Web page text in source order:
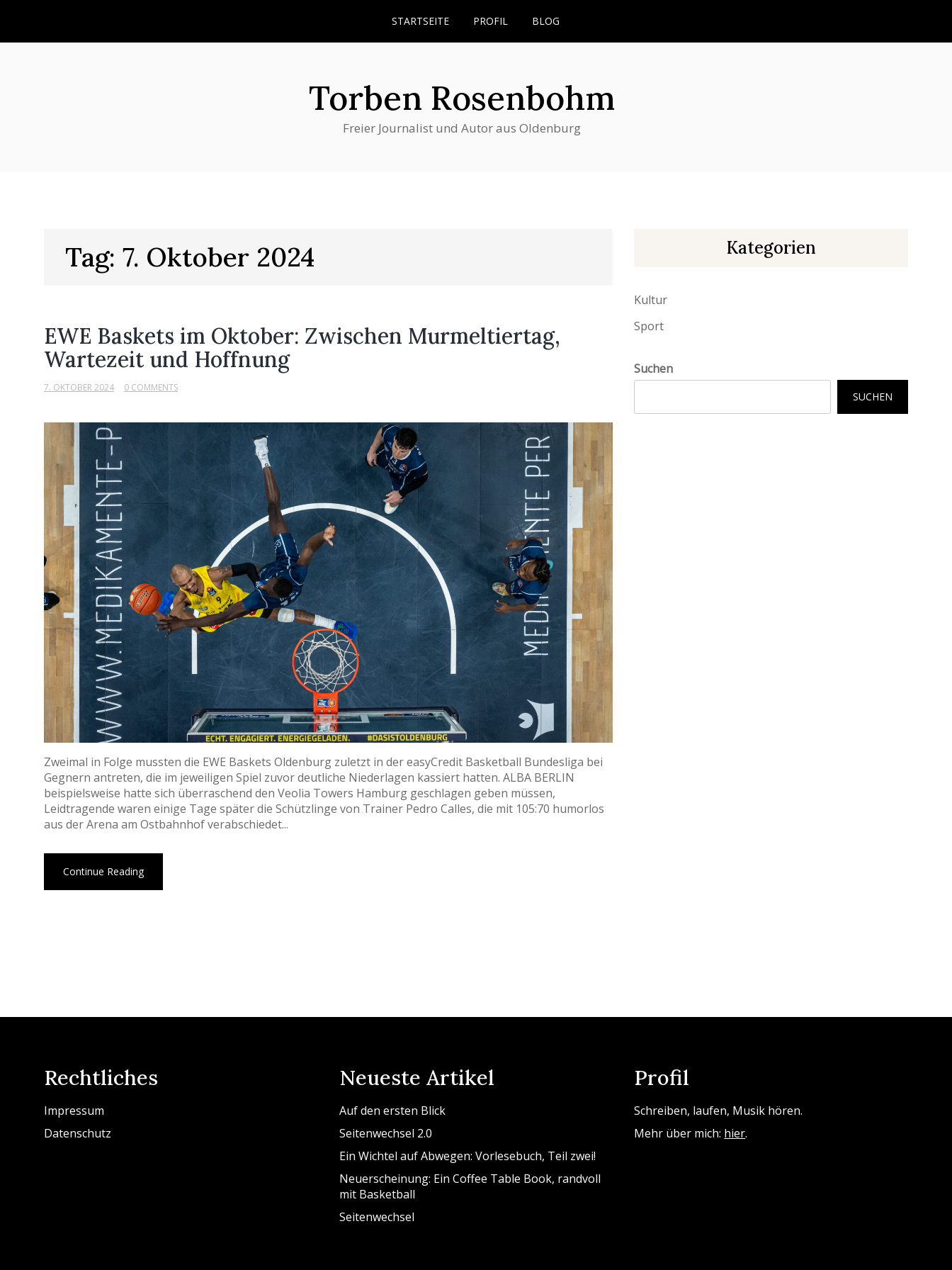
STARTSEITE PROFIL BLOG
Torben Rosenbohm
Freier Journalist und Autor aus Oldenburg
Tag: 7. Oktober 2024
EWE Baskets im Oktober: Zwischen Murmeltiertag,
Wartezeit und Hoffnung
7. OKTOBER 2024 0 COMMENTS
Zweimal in Folge mussten die EWE Baskets Oldenburg zuletzt in der easyCredit Basketball Bundesliga bei
Gegnern antreten, die im jeweiligen Spiel zuvor deutliche Niederlagen kassiert hatten. ALBA BERLIN
beispielsweise hatte sich überraschend den Veolia Towers Hamburg geschlagen geben müssen,
Leidtragende waren einige Tage später die Schützlinge von Trainer Pedro Calles, die mit 105:70 humorlos
aus der Arena am Ostbahnhof verabschiedet...
Continue Reading
Kategorien
Kultur
Sport
Suchen
SUCHEN
Rechtliches
Impressum
Datenschutz
Neueste Artikel
Auf den ersten Blick
Seitenwechsel 2.0
Ein Wichtel auf Abwegen: Vorlesebuch, Teil zwei!
Neuerscheinung: Ein Coffee Table Book, randvoll
mit Basketball
Seitenwechsel
Profil
Schreiben, laufen, Musik hören.
Mehr über mich: hier.